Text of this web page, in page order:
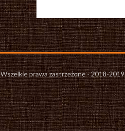
Wszelkie prawa zastrzeżone - 2018-2019